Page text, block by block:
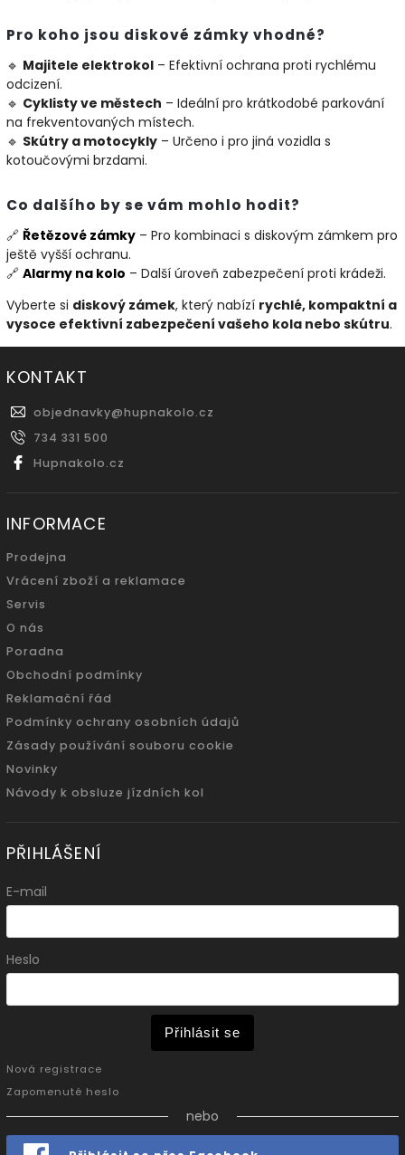
Pro koho jsou diskové zámky vhodné?
🔹 Majitele elektrokol – Efektivní ochrana proti rychlému
odcizení.
🔹 Cyklisty ve městech – Ideální pro krátkodobé parkování
na frekventovaných místech.
🔹 Skútry a motocykly – Určeno i pro jiná vozidla s
kotoučovými brzdami.
Co dalšího by se vám mohlo hodit?
🔗 Řetězové zámky – Pro kombinaci s diskovým zámkem pro
ještě vyšší ochranu.
🔗 Alarmy na kolo – Další úroveň zabezpečení proti krádeži.
Vyberte si diskový zámek, který nabízí rychlé, kompaktní a
vysoce efektivní zabezpečení vašeho kola nebo skútru.
KONTAKT
objednavky@hupnakolo.cz
734 331 500
Hupnakolo.cz
INFORMACE
Prodejna
Vrácení zboží a reklamace
Servis
O nás
Poradna
Obchodní podmínky
Reklamační řád
Podmínky ochrany osobních údajů
Zásady používání souboru cookie
Novinky
Návody k obsluze jízdních kol
PŘIHLÁŠENÍ
E-mail
Heslo
Přihlásit se
Nová registrace
Zapomenuté heslo
nebo